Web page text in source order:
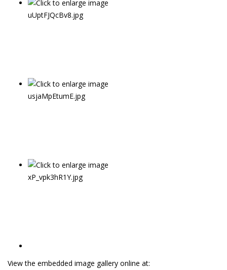
View the embedded image gallery online at: